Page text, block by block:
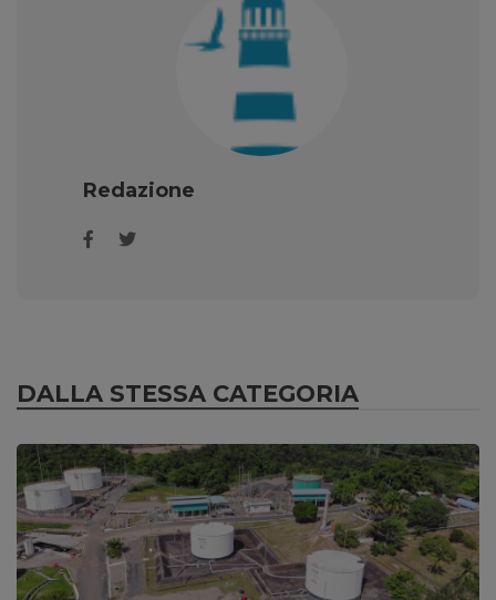
Redazione
DALLA STESSA CATEGORIA